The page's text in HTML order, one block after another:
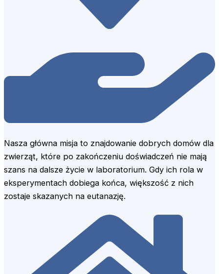
Nasza główna misja to znajdowanie dobrych domów dla
zwierząt, które po zakończeniu doświadczeń nie mają
szans na dalsze życie w laboratorium. Gdy ich rola w
eksperymentach dobiega końca, większość z nich
zostaje skazanych na eutanazję.